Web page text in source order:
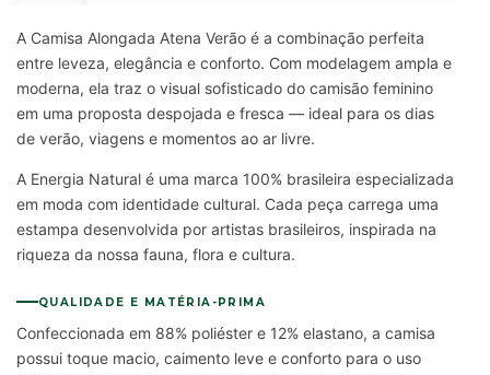
A Camisa Alongada Atena Verão é a combinação perfeita
entre leveza, elegância e conforto. Com modelagem ampla e
moderna, ela traz o visual sofisticado do camisão feminino
em uma proposta despojada e fresca — ideal para os dias
de verão, viagens e momentos ao ar livre.
A Energia Natural é uma marca 100% brasileira especializada
em moda com identidade cultural. Cada peça carrega uma
estampa desenvolvida por artistas brasileiros, inspirada na
riqueza da nossa fauna, flora e cultura.
QUALIDADE E MATÉRIA-PRIMA
Confeccionada em 88% poliéster e 12% elastano, a camisa
possui toque macio, caimento leve e conforto para o uso